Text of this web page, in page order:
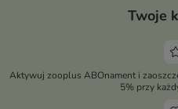
Twoje
Aktywuj zooplus ABOnament i
5% przy